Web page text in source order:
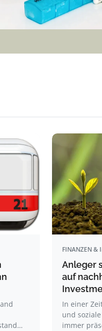
FINANZEN &
Anleger
auf
In einer
und
immer